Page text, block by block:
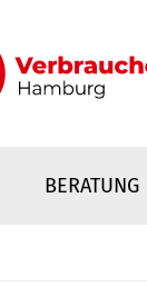
BERATUNG